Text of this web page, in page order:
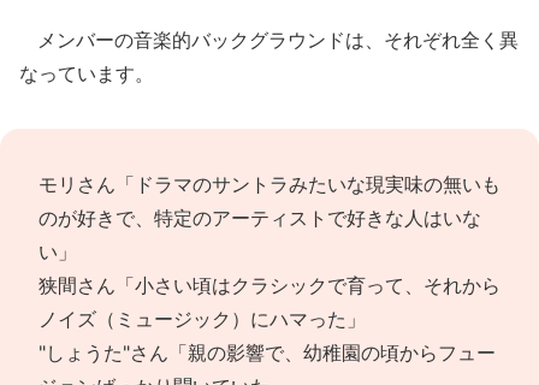
メンバーの音楽的バックグラウンドは、それぞれ全く異
なっています。
モリさん「ドラマのサントラみたいな現実味の無いも
のが好きで、特定のアーティストで好きな人はいな
い」
狭間さん「小さい頃はクラシックで育って、それから
ノイズ（ミュージック）にハマった」
"しょうた"さん「親の影響で、幼稚園の頃からフュー